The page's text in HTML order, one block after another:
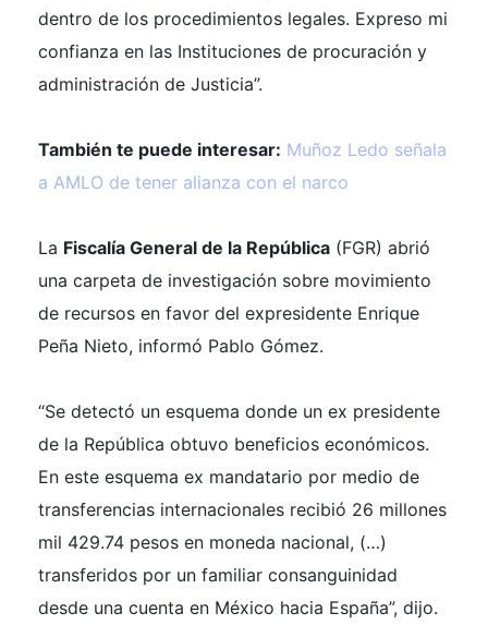
dentro de los procedimientos legales. Expreso mi
confianza en las Instituciones de procuración y
administración de Justicia”.
También te puede interesar: Muñoz Ledo señala
a AMLO de tener alianza con el narco
La Fiscalía General de la República (FGR) abrió
una carpeta de investigación sobre movimiento
de recursos en favor del expresidente Enrique
Peña Nieto, informó Pablo Gómez.
“Se detectó un esquema donde un ex presidente
de la República obtuvo beneficios económicos.
En este esquema ex mandatario por medio de
transferencias internacionales recibió 26 millones
mil 429.74 pesos en moneda nacional, (…)
transferidos por un familiar consanguinidad
desde una cuenta en México hacia España”, dijo.